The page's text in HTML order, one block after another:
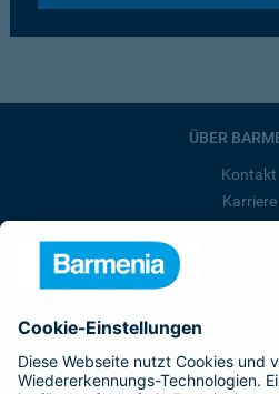
ÜBER
Kontakt
Karriere
Barmenia ist Teil der
BELIEBTE